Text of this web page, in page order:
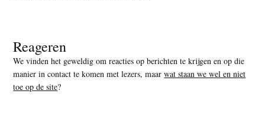
Reageren
We vinden het geweldig om reacties op berichten te krijgen en op die
manier in contact te komen met lezers, maarwat staan we wel en niet
toe op de site?